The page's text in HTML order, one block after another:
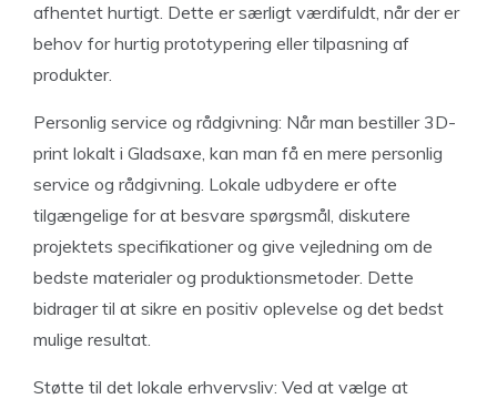
afhentet hurtigt. Dette er særligt værdifuldt, når der er
behov for hurtig prototypering eller tilpasning af
produkter.
Personlig service og rådgivning: Når man bestiller 3D-
print lokalt i Gladsaxe, kan man få en mere personlig
service og rådgivning. Lokale udbydere er ofte
tilgængelige for at besvare spørgsmål, diskutere
projektets specifikationer og give vejledning om de
bedste materialer og produktionsmetoder. Dette
bidrager til at sikre en positiv oplevelse og det bedst
mulige resultat.
Støtte til det lokale erhvervsliv: Ved at vælge at